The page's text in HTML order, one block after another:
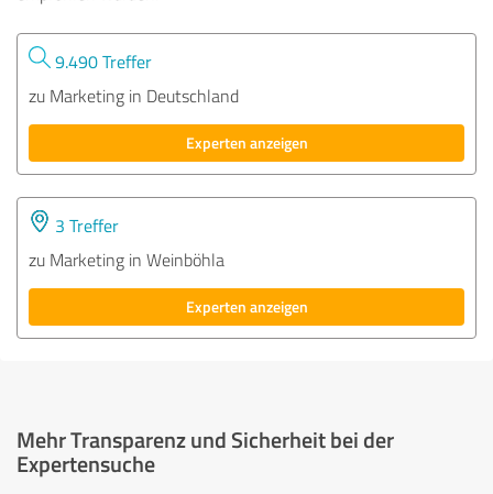
9.490 Treffer
zu Marketing in Deutschland
Experten anzeigen
3 Treffer
zu Marketing in Weinböhla
Experten anzeigen
Mehr Transparenz und Sicherheit bei der
Expertensuche